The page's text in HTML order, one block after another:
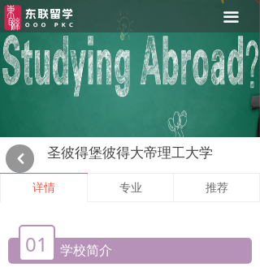
끀
首页
院校推荐
留俄流程
俄资助生项目
在线申请
圣彼得堡彼得大帝理工大学
详情 专业 推荐
01 学校简介
낒